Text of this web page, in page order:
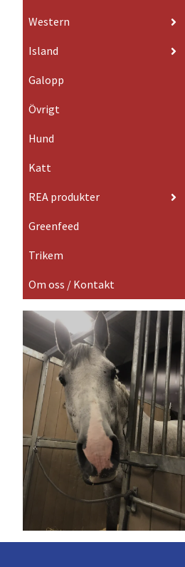
Western
Island
Galopp
Övrigt
Hund
Katt
REA produkter
Greenfeed
Trikem
Om oss / Kontakt